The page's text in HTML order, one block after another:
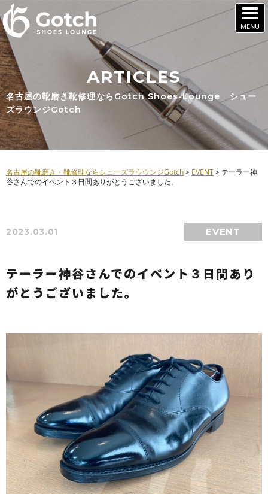
ARTICLES
名古屋の靴磨き靴修理ならGotch Shoes-Lounge シュー
ズラウンジGotch
名古屋の靴磨き・靴修理ならシューズラウウンジGotch> EVENT> テーラー神
谷さんでのイベント３日間ありがとうございました。
2023.03.01 EVENT
テーラー神谷さんでのイベント３日間あり
がとうございました。